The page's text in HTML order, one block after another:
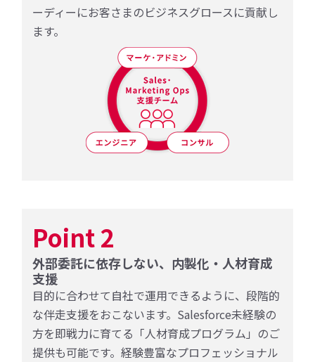
ーディーにお客さまのビジネスグロースに貢献し
ます。
Point 2
外部委託に依存しない、内製化・人材育成
支援
⽬的に合わせて⾃社で運⽤できるように、段階的
な伴⾛⽀援をおこないます。Salesforce未経験の
方を即戦力に育てる「人材育成プログラム」のご
提供も可能です。経験豊富なプロフェッショナル